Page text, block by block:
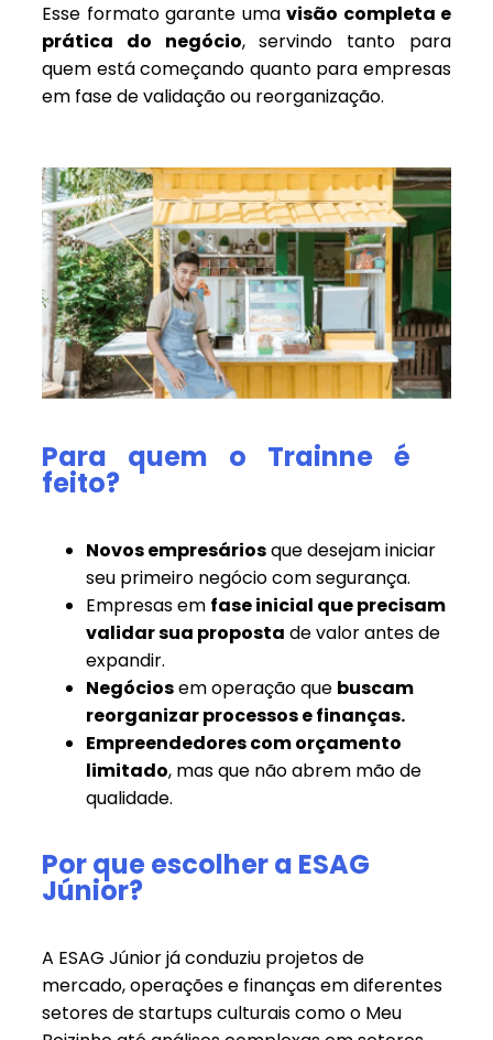
Esse formato garante uma visão completa e
prática do negócio, servindo tanto para
quem está começando quanto para empresas
em fase de validação ou reorganização.
Para quem o Trainne é
feito?
Novos empresáriosque desejam iniciar
seu primeiro negócio com segurança.
Empresas em fase inicial que precisam
validar sua proposta de valor antes de
expandir.
Negóciosem operação que buscam
reorganizar processos e finanças.
Empreendedores com orçamento
limitado, mas que não abrem mão de
qualidade.
Por que escolher a ESAG
Júnior?
A ESAG Júnior já conduziu projetos de
mercado, operações e finanças em diferentes
setores de startups culturais como o Meu